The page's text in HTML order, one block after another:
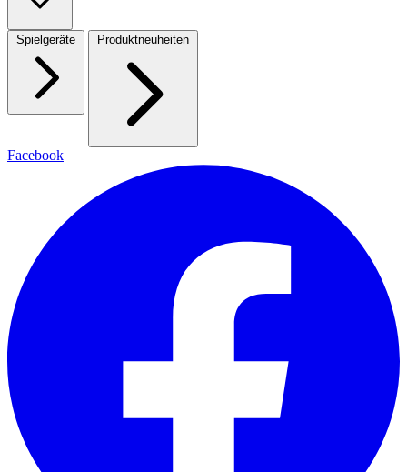
Spielgeräte Produktneuheiten
Facebook